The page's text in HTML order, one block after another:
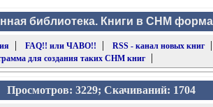
библиотека. Книги в CHM
| FAQ!! или ЧАВО!! | RSS - канал новых книг|
для создания таких CHM книг|
Просмотров: 3229; Скачиваний: 1704